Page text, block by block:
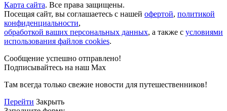
Карта сайта. Все права защищены.
Посещая сайт, вы соглашаетесь с нашей офертой, политикой
конфиденциальности,
обработкой ваших персональных данных, а также с условиями
использования файлов cookies.
Сообщение успешно отправлено!
Подписывайтесь на наш Max
Там всегда только свежие новости для путешественников!
Перейти Закрыть